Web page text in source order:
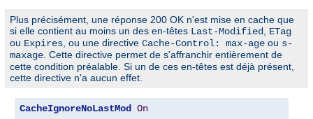
Plus précisément, une réponse 200 OK n'est mise en cache que
si elle contient au moins un des en-têtes Last-Modified
ETag
ou Expires , ou une directive Cache-Control: max-age ou s-
maxage . Cette directive permet de s'affranchir entièrement de
cette condition préalable. Si un de ces en-têtes est déjà présent,
cette directive n'a aucun effet.
CacheIgnoreNoLastMod On